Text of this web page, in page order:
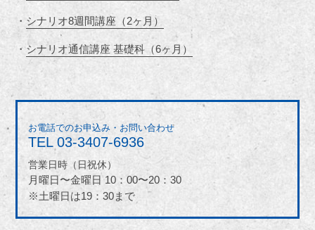
・ シナリオ8週間講座（2ヶ月）
・ シナリオ通信講座 基礎科（6ヶ月）
お電話でのお申込み・お問い合わせ
TEL03-3407-6936
営業日時（日祝休）
月曜日〜金曜日 10：00〜20：30
※土曜日は19：30まで